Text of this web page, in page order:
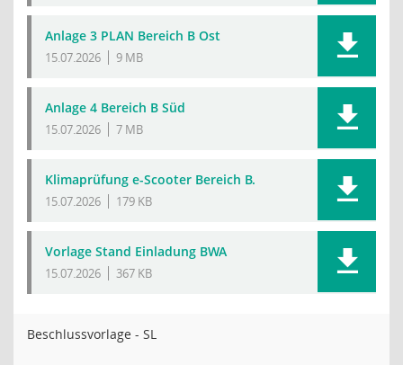
Anlage 3 PLAN Bereich B Ost
15.07.2026 9 MB
Anlage 4 Bereich B Süd
15.07.2026 7 MB
Klimaprüfung e-Scooter Bereich B.
15.07.2026 179 KB
Vorlage Stand Einladung BWA
15.07.2026 367 KB
Beschlussvorlage - SL